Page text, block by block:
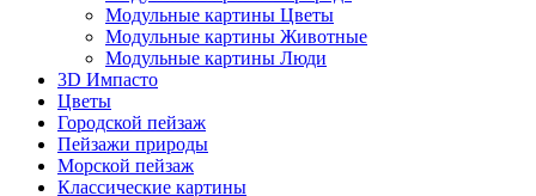
Модульные картины Цветы
Модульные картины Животные
Модульные картины Люди
3D Импасто
Цветы
Городской пейзаж
Пейзажи природы
Морской пейзаж
Классические картины